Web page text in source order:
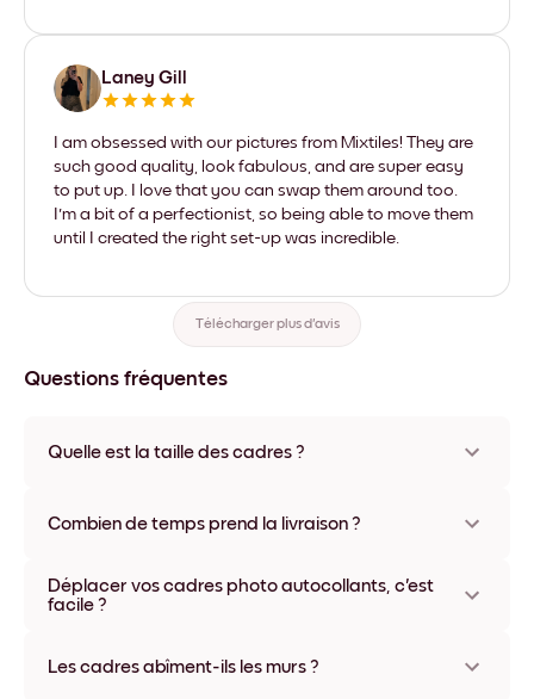
Laney Gill
I am obsessed with our pictures from Mixtiles! They are
such good quality, look fabulous, and are super easy
to put up. I love that you can swap them around too.
I'm a bit of a perfectionist, so being able to move them
until I created the right set-up was incredible.
Télécharger plus d'avis
Questions fréquentes
Quelle est la taille des cadres ?
Plusieurs matériaux et coloris disponibles, y compris sans
Combien de temps prend la livraison ?
généralement une semaine. Livraison express possible dans
certains pays. Un numéro de suivi accompagne chaque
Déplacer vos cadres photo autocollants, c'est
facile ?
l'infini, sans abîmer vos murs.
Les cadres abîment-ils les murs ?